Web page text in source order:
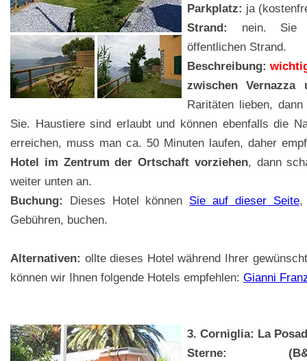
Parkplatz: ja
Strand:
nein. Sie
öffentlichen Strand.
Beschreibung:
zwischen Vernazza
Raritäten lieben,
Sie. Haustiere sind erlaubt und können ebenfalls die
erreichen, muss man ca. 50 Minuten laufen, daher
Hotel im Zentrum der Ortschaft vorziehen, dann
weiter unten an.
Buchung:
Dieses Hotel können Sie auf dieser Seite,
Gebühren, buchen.
Alternativen: ollte dieses Hotel während Ihrer
können wir Ihnen folgende Hotels empfehlen: Gianni
3. Corniglia: La
Sterne: